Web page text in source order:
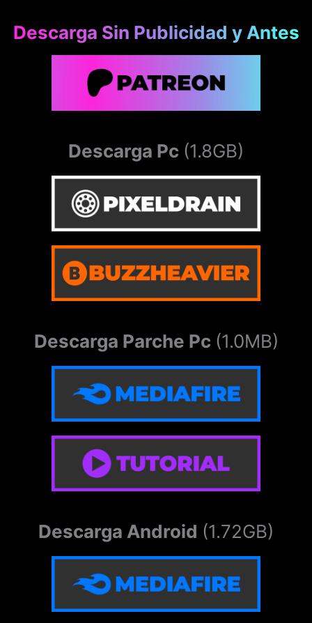
Descarga Sin Publicidad y Antes
Descarga Pc (1.8GB)
Descarga Parche Pc (1.0MB)
Descarga Android (1.72GB)